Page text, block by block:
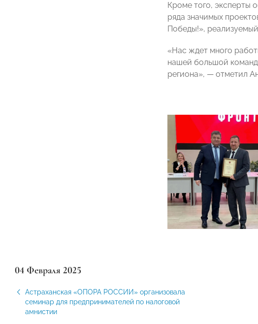
Кроме того, эксперты
ряда значимых
Победы!»,
«Нас ждет много
нашей большой
региона», — отметил
04 Февраля 2025
Астраханская «ОПОРА РОССИИ» организовала
семинар для предпринимателей по налоговой
амнистии